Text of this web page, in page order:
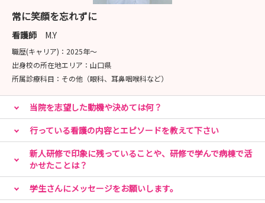
常に笑顔を忘れずに
看護師 M.Y
職歴(キャリア)： 2025年〜
出身校の所在地エリア： 山口県
所属診療科目： その他（眼科、耳鼻咽喉科など）
当院を志望した動機や決めては何？
行っている看護の内容とエピソードを教えて下さい
新人研修で印象に残っていることや、研修で学んで病棟で活
かせたことは？
学生さんにメッセージをお願いします。